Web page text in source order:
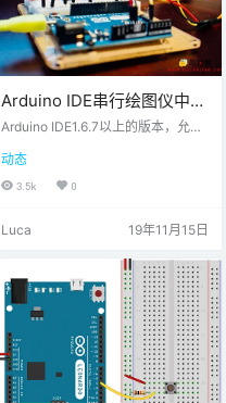
Arduino IDE串行绘图仪中的
多个值
Arduino IDE1.6.7以上的版本，允许
已经建立了一个示例，向您展示如
何使用此功能。我们用于测试串行
绘图仪功能的设置。串行绘图器Ard
串行绘图器实际上不像串行监视器
随着时间推移绘制数字，其中y轴是
值，x轴是时间。这将生成一个实时
绘制的任何数字变量的图形。y轴具
有简单的自动缩放功能，可适应这
些值，…
动态
3.5k 0
Luca 19年11月15日